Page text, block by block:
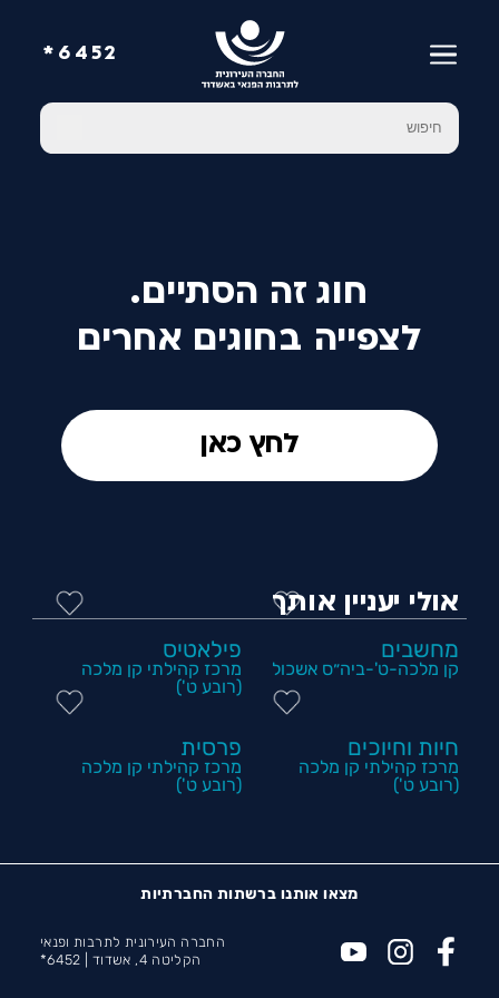
6452*
חוג זה הסתיים.
לצפייה בחוגים אחרים
לחץ כאן
אולי יעניין אותך
מחשבים
קן מלכה-ט'-ביה״ס אשכול
פילאטיס
מרכז קהילתי קן מלכה
(רובע ט')
חיות וחיוכים
מרכז קהילתי קן מלכה
(רובע ט')
פרסית
מרכז קהילתי קן מלכה
(רובע ט')
מצאו אותנו ברשתות החברתיות
החברה העירונית לתרבות ופנאי
הקליטה 4, אשדוד |
6452*